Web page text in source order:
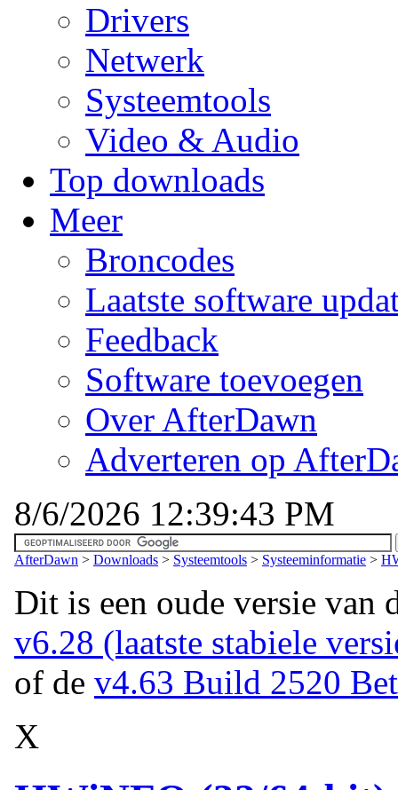
Drivers
Netwerk
Systeemtools
Video & Audio
Top downloads
Meer
Broncodes
Laatste software
Feedback
Software toevoegen
Over AfterDawn
Adverteren op
8/6/2026 12:39:43 PM
AfterDawn > Downloads > Systeemtools > Systeeminformatie >
Dit is een oude versie van
v6.28 (laatste stabiele
of de v4.63 Build 2520
X